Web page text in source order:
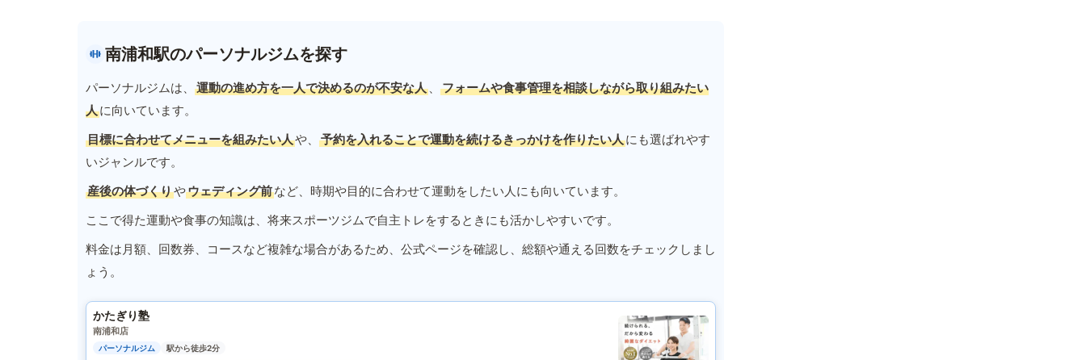
南浦和駅のパーソナルジムを探す
パーソナルジムは、 運動の進め方を一人で決めるのが不安な人 、
フォームや食事管理を相談しながら取り組みたい
人に向いています。
目標に合わせてメニューを組みたい人や、 予約を入れることで運動を続けるきっかけを作りたい人にも選ばれやす
いジャンルです。
産後の体づくりやウェディング前など、時期や目的に合わせて運動をしたい人にも向いています。
ここで得た運動や食事の知識は、将来スポーツジムで自主トレをするときにも活かしやすいです。
料金は月額、回数券、コースなど複雑な場合があるため、公式ページを確認し、総額や通える回数をチェックしまし
ょう。
かたぎり塾
南浦和店
パーソナルジム
駅から徒歩2分